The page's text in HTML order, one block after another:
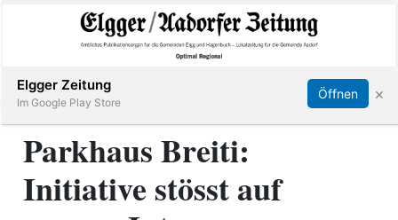
Elgg
Abonnieren Online Anmelden Anmelden
Parkhaus Breiti:
Initiative stösst auf
Elgger Zeitung
Im Google Play Store
Öffnen ×